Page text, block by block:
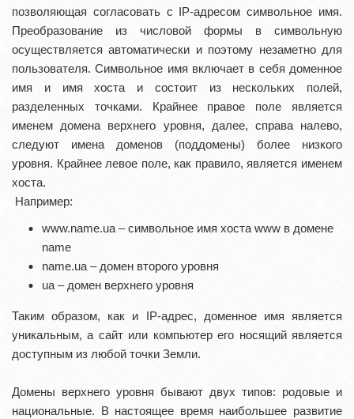
позволяющая согласовать с IP-адресом символьное имя.
Преобразование из числовой формы в символьную
осуществляется автоматически и поэтому незаметно для
пользователя. Символьное имя включает в себя доменное
имя и имя хоста и состоит из нескольких полей,
разделенных точками. Крайнее правое поле является
именем домена верхнего уровня, далее, справа налево,
следуют имена доменов (поддомены) более низкого
уровня. Крайнее левое поле, как правило, является именем
хоста.
Например:
www.name.ua – символьное имя хоста www в домене
name
name.ua – домен второго уровня
ua – домен верхнего уровня
Таким образом, как и IP-адрес, доменное имя является
уникальным, а сайт или компьютер его носящий является
доступным из любой точки Земли.
Домены верхнего уровня бывают двух типов: родовые и
национальные. В настоящее время наибольшее развитие